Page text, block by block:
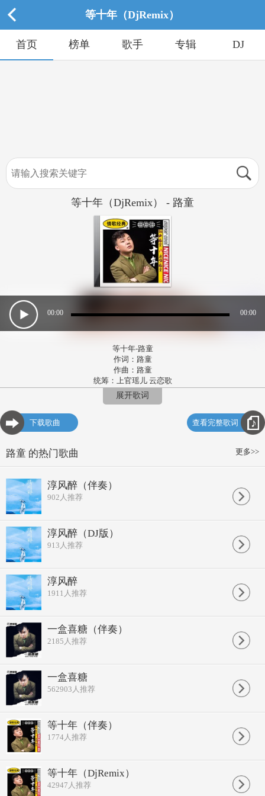
等十年（DjRemix）
首页 榜单 歌手 专辑 DJ
等十年（DjRemix） - 路童
00:00 00:00
等十年-路童
作词：路童
作曲：路童
统筹：上官瑶儿 云恋歌
总监制：杨润国 谢建中
发行人：倪慧艳 李发政
举头皓月当空照心间
我盼你盼你不用盼十年
明明知道相思的苦受熬煎
偏偏作践自己偏偏把你挂牵
等十年等十年
我盼你盼你不用盼十年
等十年等十年
这辈子能有多少个十年
也许你和我今生不能厮牵
等十年等十年
这辈子能有多少个十年
明明知道相思的苦受熬煎
也许你和我今生不能厮牵
我站在原地等你等你等你一万年
展开歌词
下载歌曲 查看完整歌词
更多>>
路童 的热门歌曲
淳风醉（伴奏）
902 人推荐
淳风醉（DJ版）
913 人推荐
淳风醉
1911 人推荐
一盒喜糖（伴奏）
2185 人推荐
一盒喜糖
562903 人推荐
等十年（伴奏）
1774人推荐
等十年（DjRemix）
42947 人推荐